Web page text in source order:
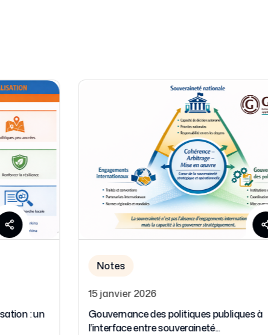
20 novembre 2025
Travail décent : un enjeu majeur pour le
développement humain au Burk...